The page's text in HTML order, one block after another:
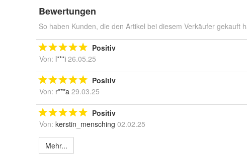
Bewertungen
So haben Kunden, die den Artikel bei diesem Verkäufer gekauft
Positiv
Von: l***i 26.05.25
Positiv
Von: r***a 29.03.25
Positiv
Von: kerstin_mensching 02.02.25
Mehr...